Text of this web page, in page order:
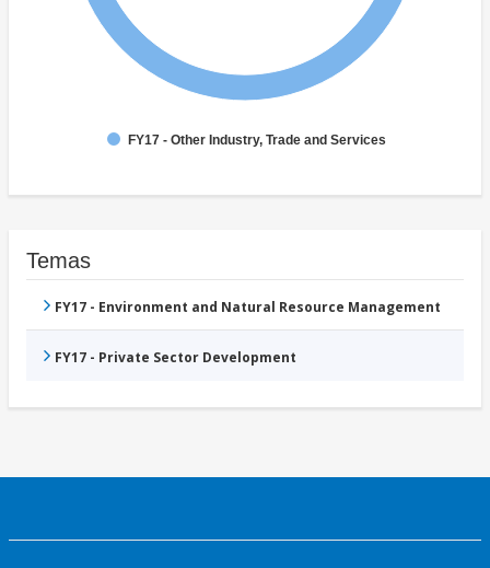
FY17 - Other Industry, Trade and Services
Temas
FY17 - Environment and Natural Resource Management
FY17 - Private Sector Development